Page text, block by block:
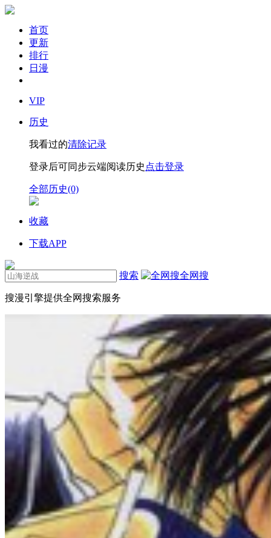
首页
更新
排行
日漫
VIP
历史
我看过的清除记录
登录后可同步云端阅读历史 点击登录
全部历史(0)
收藏
下载APP
搜索 全网搜
搜漫引擎提供全网搜索服务